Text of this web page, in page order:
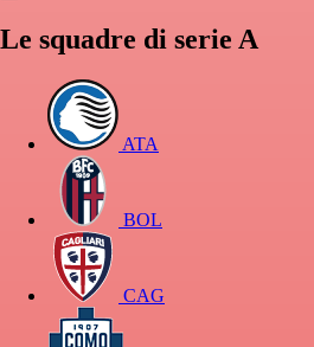
Le squadre di serie A
ATA
BOL
CAG